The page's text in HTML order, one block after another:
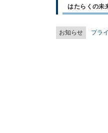
はたらくの未
お知らせ プラ